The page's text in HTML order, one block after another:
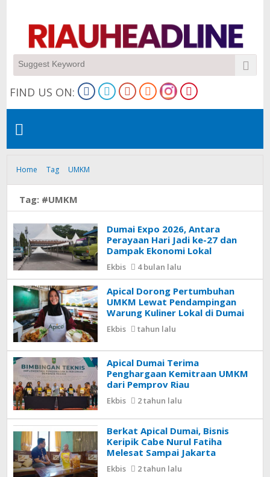
FIND US ON:
Home Tag UMKM
Tag: #UMKM
Dumai Expo 2026, Antara
Perayaan Hari Jadi ke-27 dan
Dampak Ekonomi Lokal
Ekbis 4 bulan lalu
Apical Dorong Pertumbuhan
UMKM Lewat Pendampingan
Warung Kuliner Lokal di Dumai
Ekbis tahun lalu
Apical Dumai Terima
Penghargaan Kemitraan UMKM
dari Pemprov Riau
Ekbis 2 tahun lalu
Berkat Apical Dumai, Bisnis
Keripik Cabe Nurul Fatiha
Melesat Sampai Jakarta
Ekbis 2 tahun lalu